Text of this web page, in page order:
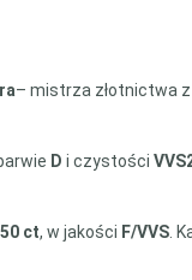
– mistrza złotnictwa
D i czystości
ct, w jakości F/VVS .